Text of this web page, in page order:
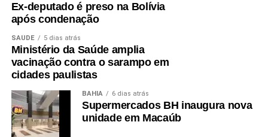
Ex-deputado é preso na Bolívia
após condenação
SAÚDE 5 dias atrás
Ministério da Saúde amplia
vacinação contra o sarampo em
cidades paulistas
BAHIA 6 dias atrás
Supermercados BH inaugura nova
unidade em Macaúb